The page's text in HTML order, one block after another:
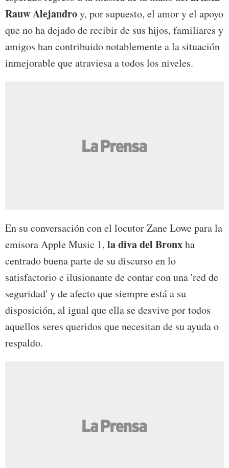
Rauw Alejandroy, por supuesto, el amor y el apoyo
que no ha dejado de recibir de sus hijos, familiares y
amigos han contribuido notablemente a la situación
inmejorable que atraviesa a todos los niveles.
En su conversación con el locutor Zane Lowe para la
emisora Apple Music 1, la diva del Bronxha
centrado buena parte de su discurso en lo
satisfactorio e ilusionante de contar con una 'red de
seguridad' y de afecto que siempre está a su
disposición, al igual que ella se desvive por todos
aquellos seres queridos que necesitan de su ayuda o
respaldo.